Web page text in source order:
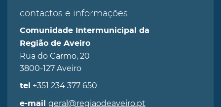
contactos e informações
Comunidade Intermunicipal da
Região de Aveiro
Rua do Carmo, 20
3800-127 Aveiro
tel +351 234 377 650
e-mail geral@regiaodeaveiro.pt